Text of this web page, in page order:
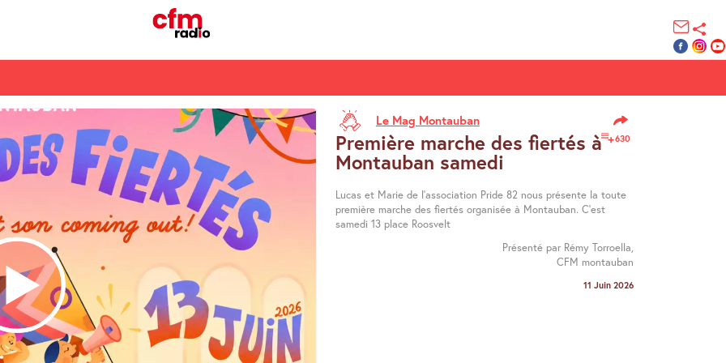
Le Mag Montauban
630
Première marche des fiertés à
Montauban samedi
Lucas et Marie de l’association Pride 82 nous présente la toute
première marche des fiertés organisée à Montauban. C’est
samedi 13 place Roosvelt
Présenté par Rémy Torroella,
CFM montauban
11 Juin 2026